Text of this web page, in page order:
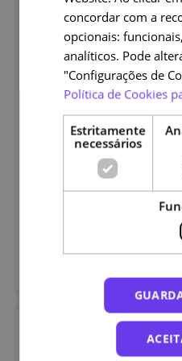
A importância da
para o ambiente
5 de Julho de 2024
Categorias CIÊNCIAS DA
No mês em que se celebra o
julho), conheça a importância
formação de equipas
30 de Junho de 2024
concordar com a
opcionais:
analíticos. Pode
"Configurações de
Política de Cookies
Estritamente
necessários